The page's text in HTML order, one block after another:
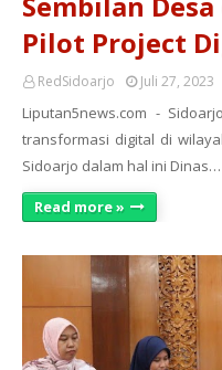
Pilot Project
RedSidoarjo Juli 27, 2023
Liputan5news.com -
transformasi digital di
Sidoarjo dalam hal ini Dinas…
Read more »